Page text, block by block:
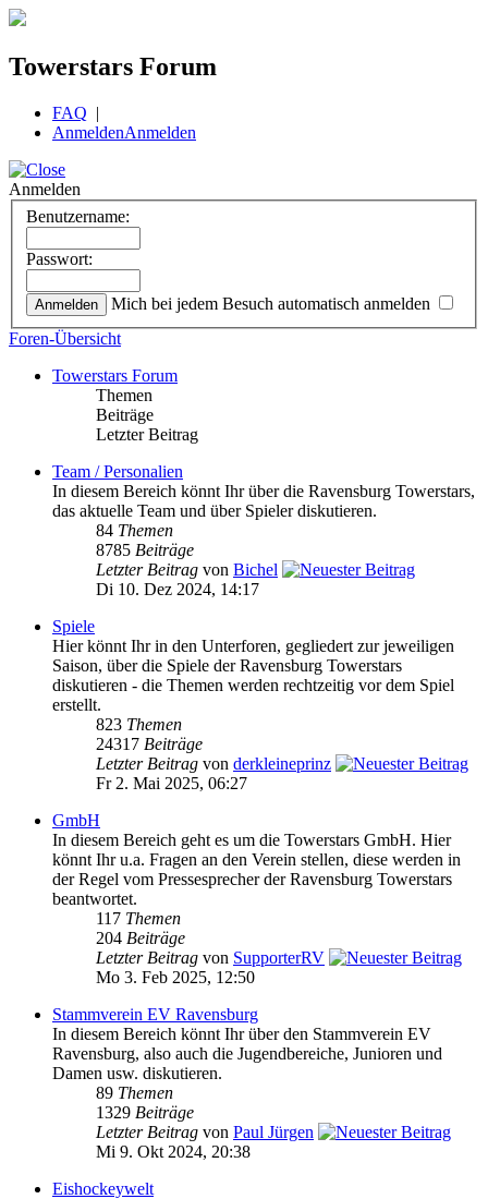
Towerstars Forum
FAQ |
AnmeldenAnmelden
Anmelden
Benutzername:
Passwort:
Mich bei jedem Besuch automatisch anmelden
Foren-Übersicht
Towerstars Forum
Themen
Beiträge
Letzter Beitrag
Team / Personalien
In diesem Bereich könnt Ihr über die Ravensburg Towerstars,
das aktuelle Team und über Spieler diskutieren.
84 Themen
8785 Beiträge
Letzter Beitrag von Bichel
Di 10. Dez 2024, 14:17
Spiele
Hier könnt Ihr in den Unterforen, gegliedert zur jeweiligen
Saison, über die Spiele der Ravensburg Towerstars
diskutieren - die Themen werden rechtzeitig vor dem Spiel
erstellt.
823 Themen
24317 Beiträge
Letzter Beitrag von derkleineprinz
Fr 2. Mai 2025, 06:27
GmbH
In diesem Bereich geht es um die Towerstars GmbH. Hier
könnt Ihr u.a. Fragen an den Verein stellen, diese werden in
der Regel vom Pressesprecher der Ravensburg Towerstars
beantwortet.
117 Themen
204 Beiträge
Letzter Beitrag von SupporterRV
Mo 3. Feb 2025, 12:50
Stammverein EV Ravensburg
In diesem Bereich könnt Ihr über den Stammverein EV
Ravensburg, also auch die Jugendbereiche, Junioren und
Damen usw. diskutieren.
89 Themen
1329 Beiträge
Letzter Beitrag von Paul Jürgen
Mi 9. Okt 2024, 20:38
Eishockeywelt